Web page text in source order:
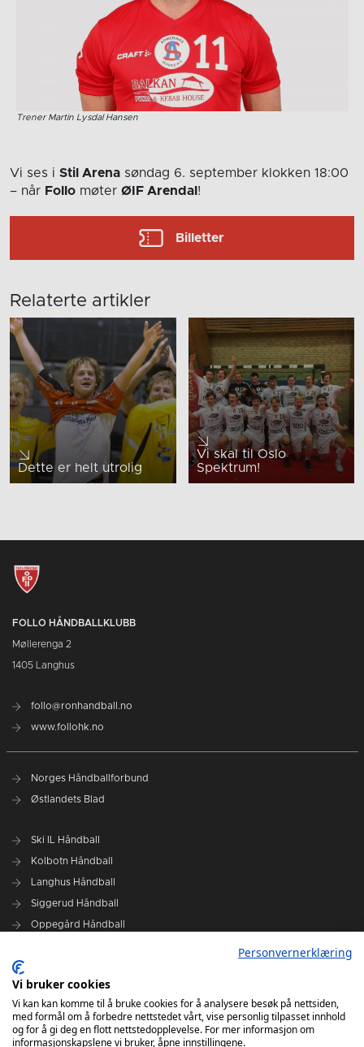
Trener Martin Lysdal Hansen
Vi ses i Stil Arena søndag 6. september klokken 18:00
– når Follo møter ØIF Arendal!
Billetter
Relaterte artikler
Dette er helt utrolig
Vi skal til Oslo
Spektrum!
FOLLO HÅNDBALLKLUBB
Møllerenga 2
1405 Langhus
follo@ronhandball.no
www.follohk.no
Norges Håndballforbund
Østlandets Blad
Ski IL Håndball
Kolbotn Håndball
Langhus Håndball
Siggerud Håndball
Oppegård Håndball
Grafisk design Follo HK - Tor Solstad
Follo Media - Tor Solstad - Geir Thomas Fossum - Erik Manshaus-
Hanne Roald
Personvernerklæring
Vi bruker cookies
Vi kan kan komme til å bruke cookies for å analysere besøk på nettsiden,
med formål om å forbedre nettstedet vårt, vise personlig tilpasset innhold
og for å gi deg en flott nettstedopplevelse. For mer informasjon om
informasjonskapslene vi bruker, åpne innstillingene.